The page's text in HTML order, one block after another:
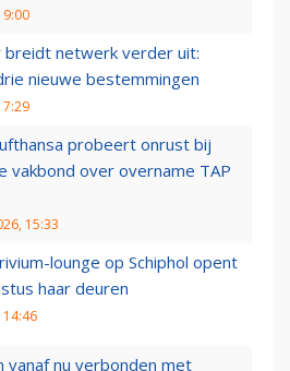
9:00
breidt netwerk verder uit:
nieuwe bestemmingen
7:29
probeert onrust bij
vakbond over overname TAP
15:33
lounge op Schiphol opent
haar deuren
14:46
vanaf nu verbonden met